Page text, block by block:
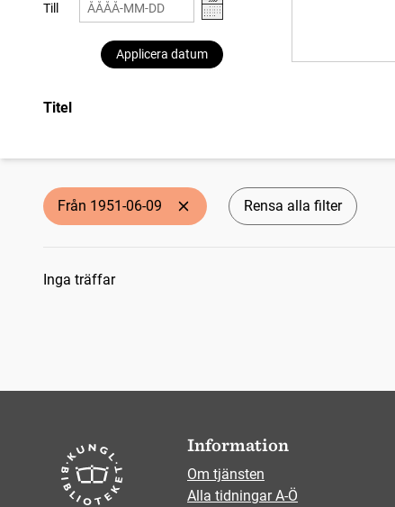
Till
Applicera datum
Titel
Från 1951-06-09 Rensa alla filter
Sökresultat
Inga träffar
Information
Om tjänsten
Alla tidningar A-Ö